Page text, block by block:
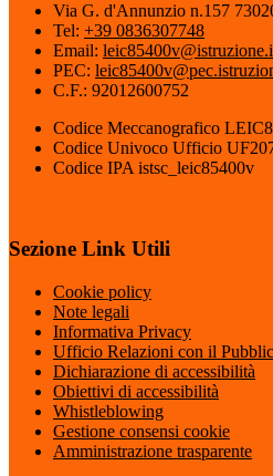
Via G. d'Annunzio n.157
Tel: +39 0836307748
Email:
PEC:
C.F.: 92012600752
Codice Meccanografico
Codice Univoco Ufficio
Codice IPA istsc_leic85400v
Sezione Link Utili
Cookie policy
Note legali
Informativa Privacy
Ufficio Relazioni con il
Dichiarazione di accessibilità
Obiettivi di accessibilità
Whistleblowing
Gestione consensi cookie
Amministrazione trasparente